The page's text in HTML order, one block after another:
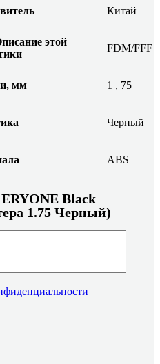
Китай
этой
FDM/FFF
мм 1 , 75
Черный
ABS
Black
1.75 Черный)